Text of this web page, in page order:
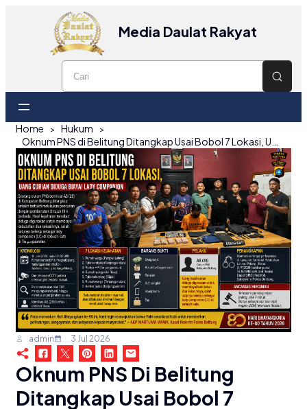
Media Daulat Rakyat
Home
Hukum
admin 3 Jul 2026
Oknum PNS Di Belitung
Ditangkap Usai Bobol 7